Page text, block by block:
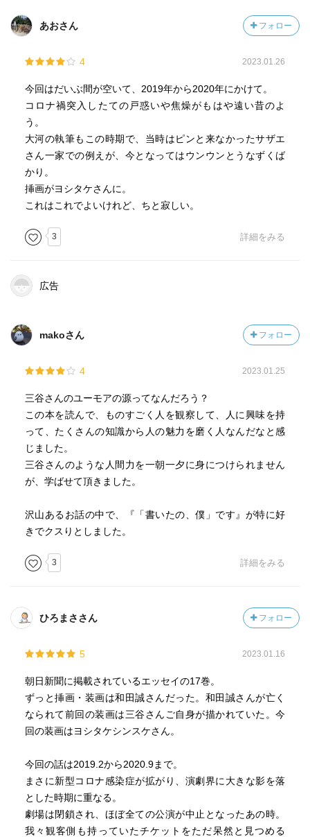
あおさん フォロー
4 2023.01.26
今回はだいぶ間が空いて、2019年から2020年にかけて。
コロナ禍突入したての戸惑いや焦燥がもはや遠い昔のよ
う。
大河の執筆もこの時期で、当時はピンと来なかったサザエ
さん一家での例えが、今となってはウンウンとうなずくば
かり。
挿画がヨシタケさんに。
これはこれでよいけれど、ちと寂しい。
3 詳細をみる
広告
makoさん フォロー
4 2023.01.25
三谷さんのユーモアの源ってなんだろう？
この本を読んで、ものすごく人を観察して、人に興味を持
って、たくさんの知識から人の魅力を磨く人なんだなと感
じました。
三谷さんのような人間力を一朝一夕に身につけられません
が、学ばせて頂きました。
沢山あるお話の中で、『「書いたの、僕」です』が特に好
きでクスりとしました。
3 詳細をみる
ひろまささん フォロー
5 2023.01.16
朝日新聞に掲載されているエッセイの17巻。
ずっと挿画・装画は和田誠さんだった。和田誠さんが亡く
なられて前回の装画は三谷さんご自身が描かれていた。今
回の装画はヨシタケシンスケさん。
今回の話は2019.2から2020.9まで。
まさに新型コロナ感染症が拡がり、演劇界に大きな影を落
とした時期に重なる。
劇場は閉鎖され、ほぼ全ての公演が中止となったあの時。
我々観客側も持っていたチケットをただ呆然と見つめる